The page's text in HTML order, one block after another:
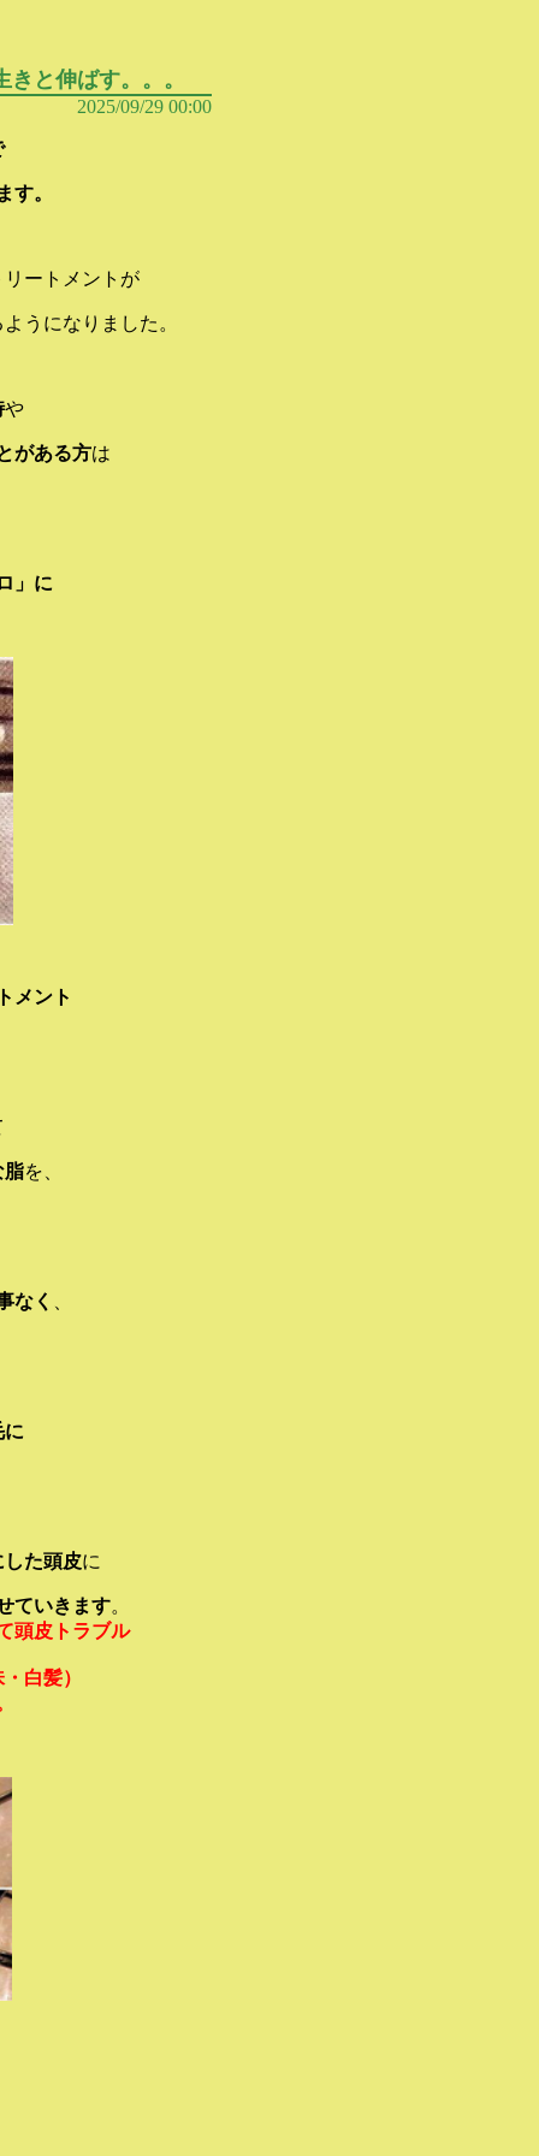
と伸ばす。。。
2025/09/29 00:00
す。
ートメントが
うになりました。
や
がある方は
」に
メント
脂を、
なく
に
した頭皮に
ていきます。
頭皮トラブル
・白髪）